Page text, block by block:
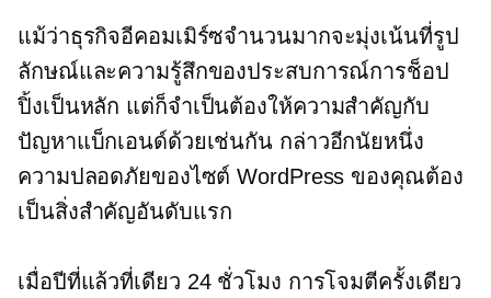
แม้ว่าธุรกิจอีคอมเมิร์ซจำนวนมากจะมุ่งเน้นที่รูป
ลักษณ์และความรู้สึกของประสบการณ์การช็อป
ปิ้งเป็นหลัก แต่ก็จำเป็นต้องให้ความสำคัญกับ
ปัญหาแบ็กเอนด์ด้วยเช่นกัน กล่าวอีกนัยหนึ่ง
ความปลอดภัยของไซต์ WordPress ของคุณต้อง
เป็นสิ่งสำคัญอันดับแรก
เมื่อปีที่แล้วที่เดียว 24 ชั่วโมง การโจมตีครั้งเดียว